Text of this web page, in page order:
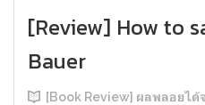
[Review] How to
Bauer
[Book Review] ผลพลอยไ